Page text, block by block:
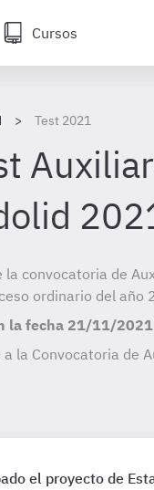
Cursos
Test 2021
convocatoria de
ordinario del año
la fecha 21/11/2021
la Convocatoria de
el proyecto de